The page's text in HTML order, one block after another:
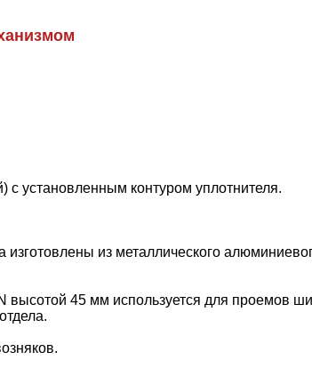
с установленным контуром уплотнителя.
изготовлены из металлического
высотой 45 мм используется для проемов